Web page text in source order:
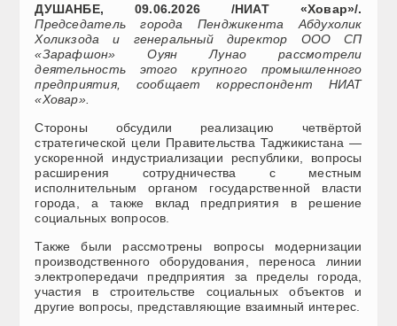
ДУШАНБЕ, 09.06.2026 /НИАТ «Ховар»/.
Председатель города Пенджикента Абдухолик
Холикзода и генеральный директор ООО СП
«Зарафшон» Оуян Лунао рассмотрели
деятельность этого крупного промышленного
предприятия, сообщает корреспондент НИАТ
«Ховар».
Стороны обсудили реализацию четвёртой
стратегической цели Правительства Таджикистана —
ускоренной индустриализации республики, вопросы
расширения сотрудничества с местным
исполнительным органом государственной власти
города, а также вклад предприятия в решение
социальных вопросов.
Также были рассмотрены вопросы модернизации
производственного оборудования, переноса линии
электропередачи предприятия за пределы города,
участия в строительстве социальных объектов и
другие вопросы, представляющие взаимный интерес.